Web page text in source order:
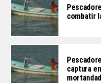
combatir
captura